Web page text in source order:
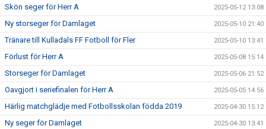
Skön seger för Herr A 2025-05-12 13:08
Ny storseger för Damlaget 2025-05-10 21:40
Tränare till Kulladals FF Fotboll för Fler 2025-05-10 13:41
Förlust för Herr A 2025-05-08 15:14
Storseger för Damlaget 2025-05-06 21:52
Oavgjort i seriefinalen för Herr A 2025-05-05 14:56
Härlig matchglädje med Fotbollsskolan födda 2019 2025-04-30 15:12
Ny seger för Damlaget 2025-04-30 13:41